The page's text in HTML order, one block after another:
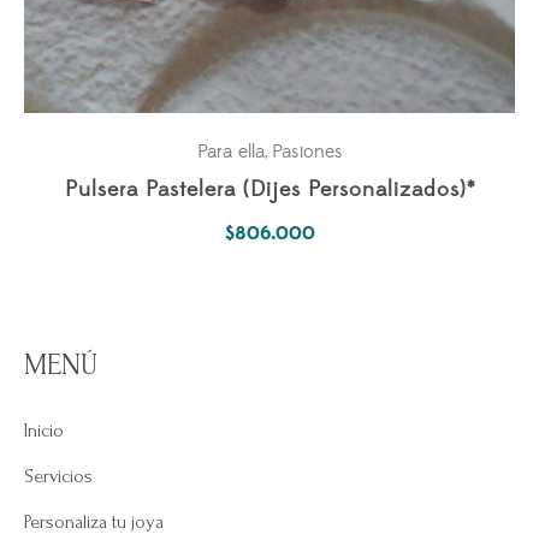
Para ella, Pasiones
Pulsera Pastelera (Dijes Personalizados)*
$806.000
MENÚ
Inicio
Servicios
Personaliza tu joya